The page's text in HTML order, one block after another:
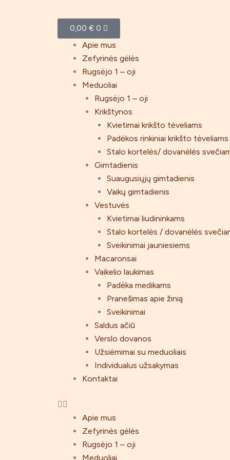
0,00 € 0
Cart
Apie mus
Zefyrinės gėlės
Rugsėjo 1 – oji
Meduoliai
Rugsėjo 1 – oji
Krikštynos
Kvietimai krikšto tėveliams
Padėkos rinkiniai krikšto tėveliams
Stalo kortelės/ dovanėlės
Gimtadienis
Suaugusiųjų gimtadienis
Vaikų gimtadienis
Vestuvės
Kvietimai liudininkams
Stalo kortelės / dovanėlės
Sveikinimai jauniesiems
Macaronsai
Vaikelio laukimas
Padėka medikams
Pranešimas apie žinią
Sveikinimai
Saldus ačiū
Verslo dovanos
Užsiėmimai su meduoliais
Individualus užsakymas
Kontaktai
Menu
Apie mus
Zefyrinės gėlės
Rugsėjo 1 – oji
Meduoliai